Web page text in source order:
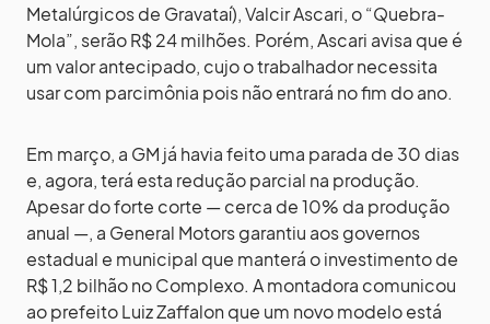
Metalúrgicos de Gravataí), Valcir Ascari, o “Quebra-
Mola”, serão R$ 24 milhões. Porém, Ascari avisa que é
um valor antecipado, cujo o trabalhador necessita
usar com parcimônia pois não entrará no fim do ano.
Em março, a GM já havia feito uma parada de 30 dias
e, agora, terá esta redução parcial na produção.
Apesar do forte corte — cerca de 10% da produção
anual —, a General Motors garantiu aos governos
estadual e municipal que manterá o investimento de
R$ 1,2 bilhão no Complexo. A montadora comunicou
ao prefeito Luiz Zaffalon que um novo modelo está